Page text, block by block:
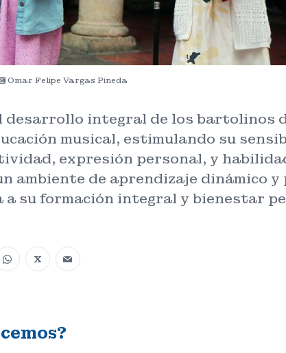
Omar Felipe Vargas Pineda
desarrollo integral de los bartolinos
musical, estimulando su
expresión personal, y
ambiente de aprendizaje dinámico
a su formación integral y bienestar
X